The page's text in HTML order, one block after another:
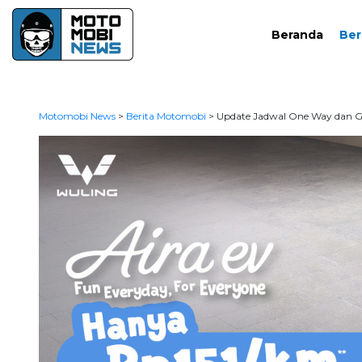
Beranda
Motomobi News> Berita Motomobi > Update Jadwal One Way dan